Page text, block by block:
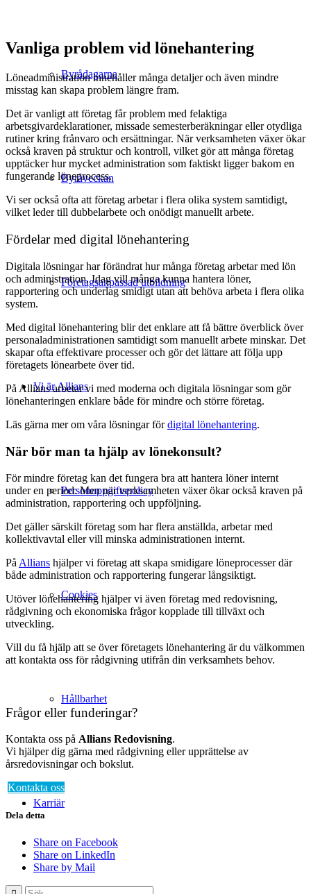
Byrådagarna
Byråveckan
Företagsanpassad utbildning
Vi är Allians
Personuppgiftspolicy
Cookies
Hållbarhet
Karriär
Vanliga problem vid lönehantering
Löneadministration innehåller många detaljer och även mindre
misstag kan skapa problem längre fram.
Det är vanligt att företag får problem med felaktiga
arbetsgivardeklarationer, missade semesterberäkningar eller otydliga
rutiner kring frånvaro och ersättningar. När verksamheten växer ökar
också kraven på struktur och kontroll, vilket gör att många företag
upptäcker hur mycket administration som faktiskt ligger bakom en
fungerande löneprocess.
Vi ser också ofta att företag arbetar i flera olika system samtidigt,
vilket leder till dubbelarbete och onödigt manuellt arbete.
Fördelar med digital lönehantering
Digitala lösningar har förändrat hur många företag arbetar med lön
och administration. Idag vill många kunna hantera löner,
rapportering och underlag smidigt utan att behöva arbeta i flera olika
system.
Med digital lönehantering blir det enklare att få bättre överblick över
personaladministrationen samtidigt som manuellt arbete minskar. Det
skapar ofta effektivare processer och gör det lättare att följa upp
företagets lönearbete över tid.
På Allians arbetar vi med moderna och digitala lösningar som gör
lönehanteringen enklare både för mindre och större företag.
Läs gärna mer om våra lösningar fördigital lönehantering.
När bör man ta hjälp av lönekonsult?
För mindre företag kan det fungera bra att hantera löner internt
under en period. Men när verksamheten växer ökar också kraven på
administration, rapportering och uppföljning.
Det gäller särskilt företag som har flera anställda, arbetar med
kollektivavtal eller vill minska administrationen internt.
På Allians hjälper vi företag att skapa smidigare löneprocesser där
både administration och rapportering fungerar långsiktigt.
Utöver lönehantering hjälper vi även företag med redovisning,
rådgivning och ekonomiska frågor kopplade till tillväxt och
utveckling.
Vill du få hjälp att se över företagets lönehantering är du välkommen
att kontakta oss för rådgivning utifrån din verksamhets behov.
Frågor eller funderingar?
Kontakta oss på Allians Redovisning.
Vi hjälper dig gärna med rådgivning eller upprättelse av
årsredovisningar och bokslut.
Kontakta oss
Dela detta
Share on Facebook
Share on LinkedIn
Share by Mail